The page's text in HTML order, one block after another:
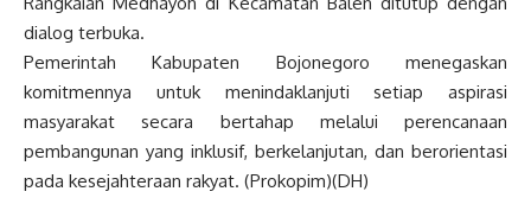
dialog terbuka.
Pemerintah Kabupaten Bojonegoro menegaskan
komitmennya untuk menindaklanjuti setiap aspirasi
masyarakat secara bertahap melalui perencanaan
pembangunan yang inklusif, berkelanjutan, dan berorientasi
pada kesejahteraan rakyat. (Prokopim)(DH)